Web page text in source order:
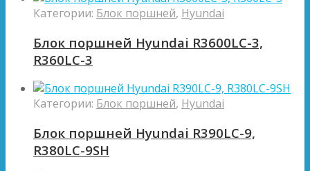
Категории: Блок поршней, Hyundai
Блок поршней Hyundai R3600LC-3,
R360LC-3
Категории: Блок поршней, Hyundai
Блок поршней Hyundai R390LC-9,
R380LC-9SH